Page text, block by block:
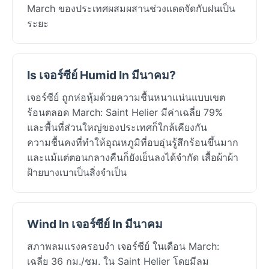
March ของประเทศผสมผสานช่วงแดดจัดกับฝนเป็น
ระยะ
Is เจอร์ซีย์ Humid In มีนาคม?
เจอร์ซีย์ ถูกห่อหุ้มด้วยความชื้นหนาแน่นแบบเขต
ร้อนตลอด March: Saint Helier มีค่าเฉลี่ย 79%
และพื้นที่ส่วนใหญ่ของประเทศก็ใกล้เคียงกัน
ความชื้นคงที่ทำให้อุณหภูมิที่อบอุ่นรู้สึกร้อนขึ้นมาก
และแม้แต่ตอนกลางคืนก็ยังเย็นลงได้จำกัด เสื้อผ้าผ้า
ฝ้ายบางเบาเป็นสิ่งจำเป็น
Wind In เจอร์ซีย์ In มีนาคม
สภาพลมแรงครอบงำ เจอร์ซีย์ ในเดือน March:
เฉลี่ย 36 กม./ชม. ใน Saint Helier โดยมีลม